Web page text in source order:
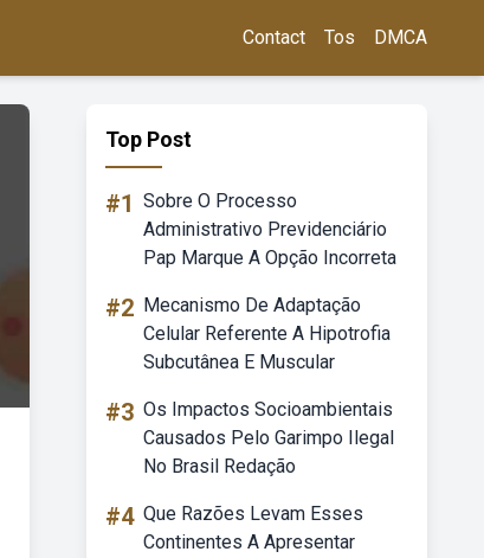
Contact Tos DMCA
Top Post
#1 Sobre O Processo
Administrativo Previdenciário
Pap Marque A Opção Incorreta
#2 Mecanismo De Adaptação
Celular Referente A Hipotrofia
Subcutânea E Muscular
#3 Os Impactos Socioambientais
Causados Pelo Garimpo Ilegal
No Brasil Redação
#4 Que Razões Levam Esses
Continentes A Apresentar